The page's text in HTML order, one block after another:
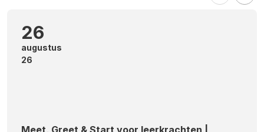
26
augustus
26
Meet, Greet & Start voor leerkrachten |